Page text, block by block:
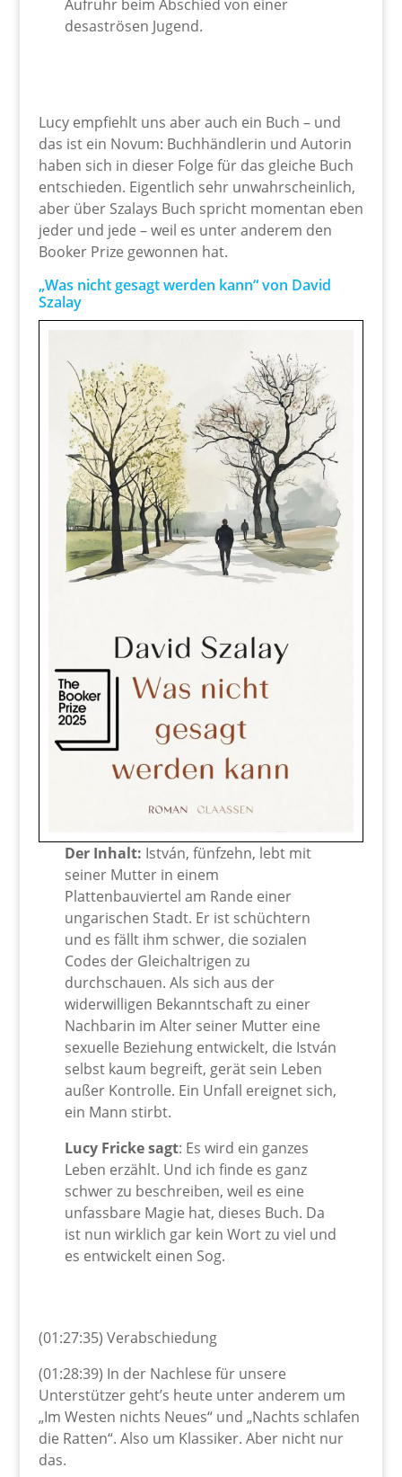
Aufruhr beim Abschied von einer
desaströsen Jugend.
Lucy empfiehlt uns aber auch ein Buch – und
das ist ein Novum: Buchhändlerin und Autorin
haben sich in dieser Folge für das gleiche Buch
entschieden. Eigentlich sehr unwahrscheinlich,
aber über Szalays Buch spricht momentan eben
jeder und jede – weil es unter anderem den
Booker Prize gewonnen hat.
„Was nicht gesagt werden kann“ von David
Szalay
Der Inhalt: István, fünfzehn, lebt mit
seiner Mutter in einem
Plattenbauviertel am Rande einer
ungarischen Stadt. Er ist schüchtern
und es fällt ihm schwer, die sozialen
Codes der Gleichaltrigen zu
durchschauen. Als sich aus der
widerwilligen Bekanntschaft zu einer
Nachbarin im Alter seiner Mutter eine
sexuelle Beziehung entwickelt, die István
selbst kaum begreift, gerät sein Leben
außer Kontrolle. Ein Unfall ereignet sich,
ein Mann stirbt.
Lucy Fricke sagt: Es wird ein ganzes
Leben erzählt. Und ich finde es ganz
schwer zu beschreiben, weil es eine
unfassbare Magie hat, dieses Buch. Da
ist nun wirklich gar kein Wort zu viel und
es entwickelt einen Sog.
(01:27:35) Verabschiedung
(01:28:39) In der Nachlese für unsere
Unterstützer geht’s heute unter anderem um
„Im Westen nichts Neues“ und „Nachts schlafen
die Ratten“. Also um Klassiker. Aber nicht nur
das.